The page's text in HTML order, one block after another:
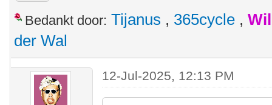
Bedankt door: Tijanus , 365cycle ,
der Wal
12-Jul-2025, 12:13 PM